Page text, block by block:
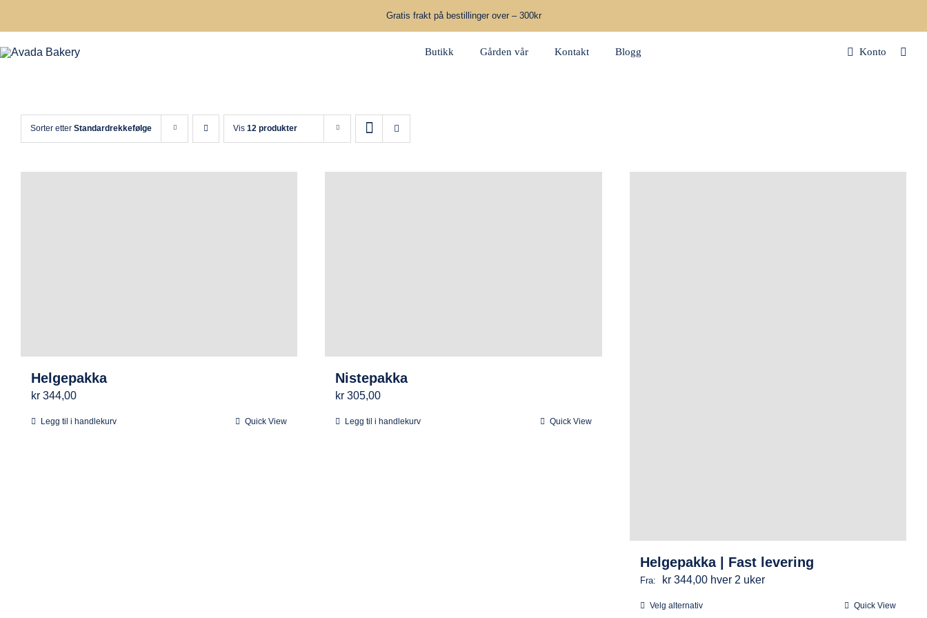
content
Gratis frakt på bestillinger over – 300kr
Butikk Gården vår Kontakt Blogg Konto
Sorter etter Standardrekkefølge Vis 12 produkter
Helgepakka
kr 344,00
Legg til i handlekurv Quick View
Nistepakka
kr 305,00
Legg til i handlekurv Quick View
Helgepakka | Fast levering
Fra: kr344,00 hver 2 uker
Velg alternativDette
Quick View